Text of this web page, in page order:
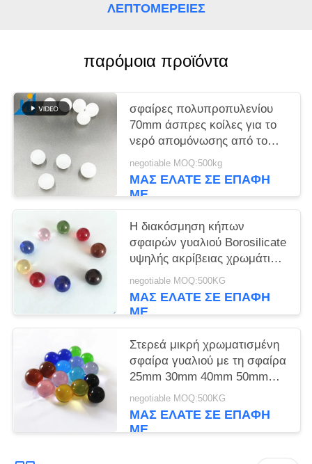
ΛΕΠΤΟΜΈΡΕΙΕΣ
παρόμοια προϊόντα
σφαίρες πολυπροπυλενίου
70mm άσπρες κοίλες για το
νερό απομόνωσης από το
ρύπο
negotiable MOQ:500kg
ΜΑΣ ΕΛΆΤΕ ΣΕ ΕΠΑΦΉ
ΜΕ
Η διακόσμηση κήπων
σφαιρών γυαλιού Borosilicate
υψηλής ακρίβειας χρωμάτισε
τη σαφή σφαίρα γυαλιού
κρυστάλλου
negotiable MOQ:500KG
ΜΑΣ ΕΛΆΤΕ ΣΕ ΕΠΑΦΉ
ΜΕ
Στερεά μικρή χρωματισμένη
σφαίρα γυαλιού με τη σφαίρα
25mm 30mm 40mm 50mm
κρυστάλλου υψηλής
ακρίβειας
negotiable MOQ:500KG
ΜΑΣ ΕΛΆΤΕ ΣΕ ΕΠΑΦΉ
ΜΕ